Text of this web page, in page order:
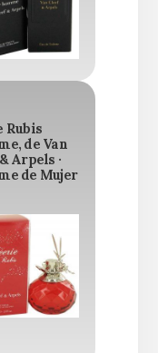
Rubis
de Van
Arpels ·
de Mujer